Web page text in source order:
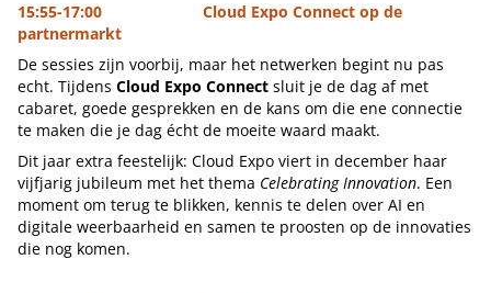
15:55-17:00 Cloud Expo Connect op de
partnermarkt
De sessies zijn voorbij, maar het netwerken begint nu pas
echt. Tijdens Cloud Expo Connect sluit je de dag af met
cabaret, goede gesprekken en de kans om die ene connectie
te maken die je dag écht de moeite waard maakt.
Dit jaar extra feestelijk: Cloud Expo viert in december haar
vijfjarig jubileum met het thema Celebrating Innovation. Een
moment om terug te blikken, kennis te delen over AI en
digitale weerbaarheid en samen te proosten op de innovaties
die nog komen.